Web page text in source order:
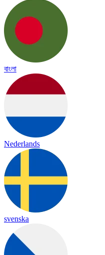
বাংলা
Nederlands
svenska